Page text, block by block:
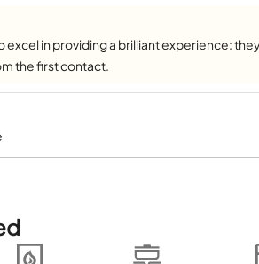
excel in providing a brilliant experience:
the first contact.